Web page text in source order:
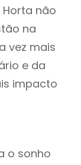
Horta não
na
vez mais
e da
impacto
o sonho